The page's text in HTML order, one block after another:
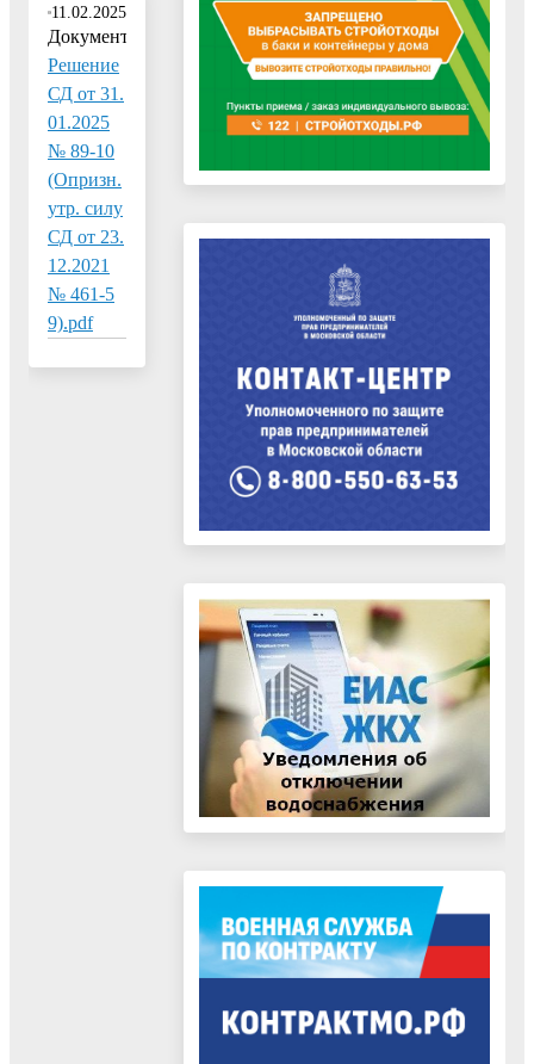
11.02.2025
Документ:
Решение
СД от 31.
01.2025
№ 89-10
(Опризн.
утр. силу
СД от 23.
12.2021
№ 461-5
9).pdf